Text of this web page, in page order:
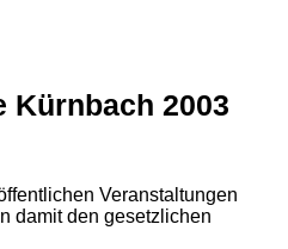
Kürnbach 2003
Veranstaltungen
damit den gesetzlichen